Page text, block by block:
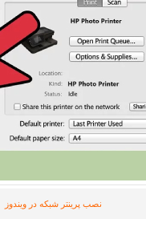
نصب پرینتر شبکه در ویندوز